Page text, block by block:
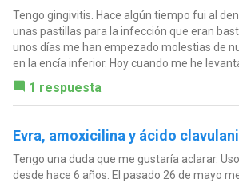
Tengo gingivitis. Hace algún tiempo fui al
unas pastillas para la infección que eran
unos días me han empezado molestias de
en la encía inferior. Hoy cuando me he
1 respuesta
Evra, amoxicilina y ácido
Tengo una duda que me gustaría aclarar.
desde hace 6 años. El pasado 26 de mayo